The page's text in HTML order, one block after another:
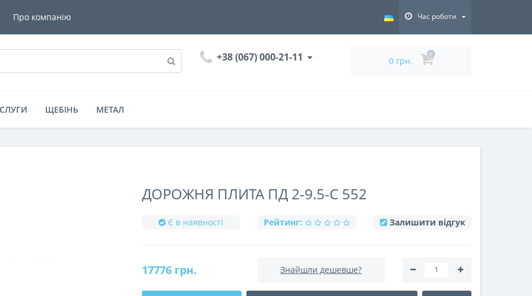
Про компанію Час роботи
+38 (067) 000-21-11 0 грн.
0
ЩЕБІНЬ МЕТАЛ
ДОРОЖНЯ ПЛИТА ПД 2-9.5-С 552
Є в наявності Рейтинг: Залишити відгук
17776 грн. Знайшли дешевше?